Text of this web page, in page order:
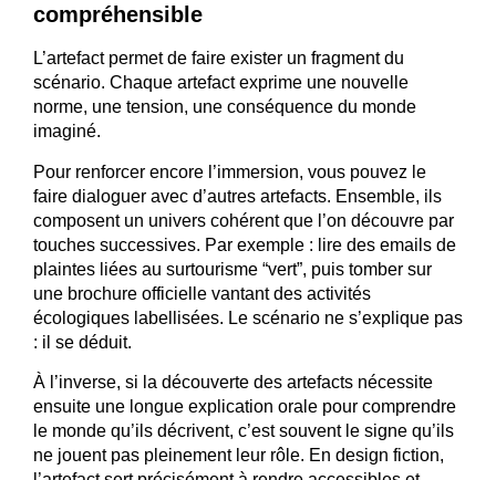
compréhensible
L’artefact permet de faire exister un fragment du
scénario. Chaque artefact exprime une nouvelle
norme, une tension, une conséquence du monde
imaginé.
Pour renforcer encore l’immersion, vous pouvez le
faire dialoguer avec d’autres artefacts. Ensemble, ils
composent un univers cohérent que l’on découvre par
touches successives. Par exemple : lire des emails de
plaintes liées au surtourisme “vert”, puis tomber sur
une brochure officielle vantant des activités
écologiques labellisées. Le scénario ne s’explique pas
: il se déduit.
À l’inverse, si la découverte des artefacts nécessite
ensuite une longue explication orale pour comprendre
le monde qu’ils décrivent, c’est souvent le signe qu’ils
ne jouent pas pleinement leur rôle. En design fiction,